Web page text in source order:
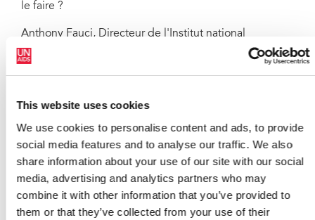
This website uses cookies
We use cookies to personalise content and ads, to provide
social media features and to analyse our traffic. We also
share information about your use of our site with our social
media, advertising and analytics partners who may
combine it with other information that you’ve provided to
them or that they’ve collected from your use of their
le faire ?
Anthony Fauci, Directeur de l'Institut national
américain des allergies et des maladies infectieuses
L'efficacité récemment avérée de l'utilisation du
comme une avancée capitale dans la riposte au sida.
Les participants se sont mis d'accord sur la nécessité
de l'utiliser en combinaison avec les autres méthodes
de prévention existantes. « La combinaison d'outils de
prévention du VIH dont nous disposons actuellement
est en mesure d'inverser la tendance de la
pandémie », a indiqué le Dr Fauci. « Et si nous y